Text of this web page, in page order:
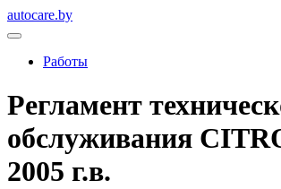
autocare.by
Работы
Регламент
обслуживания
2005 г.в.